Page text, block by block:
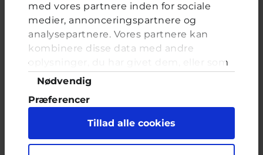
med vores partnere inden for sociale
medier, annonceringspartnere og
analysepartnere. Vores partnere kan
kombinere disse data med andre
oplysninger, du har givet dem, eller som
de har indsamlet fra din brug af deres
tjenester. Du samtykker til vores cookies,
hvis du fortsætter med at anvende vores
hjemmeside.
Samtykkevalg
Nødvendig
Præferencer
Marketing
Tillad alle cookies
FORRIGE NÆSTE
Bange for hvordan han vil
reagere
Brevkassespørgsmål
20 år · 7 måneder 3 uger siden
Hej. Jeg er en pige, der har herpes i underlivet.